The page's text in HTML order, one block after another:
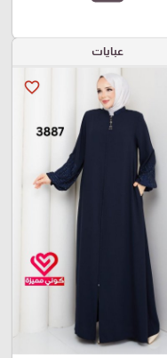
عبايات
favorite_border